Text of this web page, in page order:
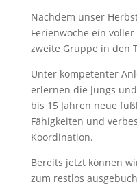
Nachdem unser
Ferienwoche ein
zweite Gruppe in den
Unter kompetenter
erlernen die Jungs
bis 15 Jahren neue
Fähigkeiten und
Koordination.
Bereits jetzt können
zum restlos